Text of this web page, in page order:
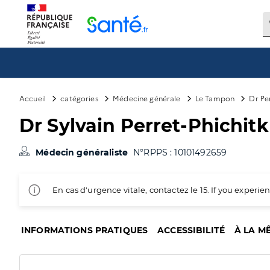
Accueil catégories Médecine générale Le Tampon Dr
Dr Sylvain Perret-
Médecin généraliste N°RPPS : 10101492659
En cas d'urgence vitale, contactez le 15. If you
INFORMATIONS PRATIQUES ACCESSIBILITÉ À LA
Panneau de gestion des cookies